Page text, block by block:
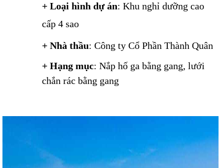
+ Loại hình dự án: Khu nghỉ dưỡng cao
cấp 4 sao
+ Nhà thầu: Công ty Cổ Phần Thành Quân
+ Hạng mục: Nắp hố ga bằng gang, lưới
chắn rác bằng gang